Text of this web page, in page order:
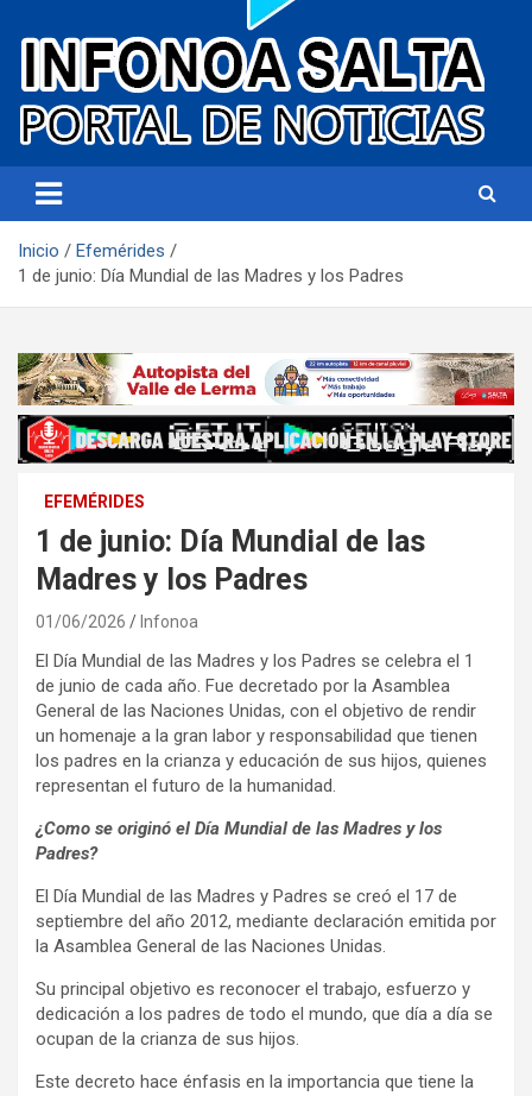
Infonoa Salta
Inicio
Efemérides
1 de junio: Día Mundial de las Madres y los Padres
EFEMÉRIDES
1 de junio: Día Mundial de las
Madres y los Padres
01/06/2026 Infonoa
El Día Mundial de las Madres y los Padres se celebra el 1
de junio de cada año. Fue decretado por la Asamblea
General de las Naciones Unidas, con el objetivo de rendir
un homenaje a la gran labor y responsabilidad que tienen
los padres en la crianza y educación de sus hijos, quienes
representan el futuro de la humanidad.
¿Como se originó el Día Mundial de las Madres y los
Padres?
El Día Mundial de las Madres y Padres se creó el 17 de
septiembre del año 2012, mediante declaración emitida por
la Asamblea General de las Naciones Unidas.
Su principal objetivo es reconocer el trabajo, esfuerzo y
dedicación a los padres de todo el mundo, que día a día se
ocupan de la crianza de sus hijos.
Este decreto hace énfasis en la importancia que tiene la